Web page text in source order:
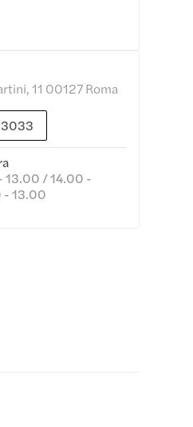
11 00127 Roma
13.00 / 14.00 -
- 13.00